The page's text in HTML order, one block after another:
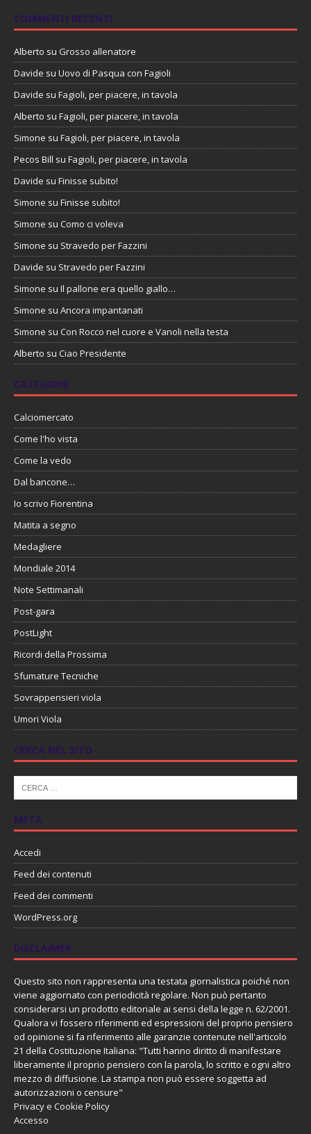
COMMENTI RECENTI
Alberto su Grosso allenatore
Davide su Uovo di Pasqua con Fagioli
Davide su Fagioli, per piacere, in tavola
Alberto su Fagioli, per piacere, in tavola
Simone su Fagioli, per piacere, in tavola
Pecos Bill su Fagioli, per piacere, in tavola
Davide su Finisse subito!
Simone su Finisse subito!
Simone su Como ci voleva
Simone su Stravedo per Fazzini
Davide su Stravedo per Fazzini
Simone su Il pallone era quello giallo…
Simone su Ancora impantanati
Simone su Con Rocco nel cuore e Vanoli nella testa
Alberto su Ciao Presidente
CATEGORIE
Calciomercato
Come l'ho vista
Come la vedo
Dal bancone…
Io scrivo Fiorentina
Matita a segno
Medagliere
Mondiale 2014
Note Settimanali
Post-gara
PostLight
Ricordi della Prossima
Sfumature Tecniche
Sovrappensieri viola
Umori Viola
CERCA NEL SITO
META
Accedi
Feed dei contenuti
Feed dei commenti
WordPress.org
DISCLAIMER
Questo sito non rappresenta una testata giornalistica poiché non
viene aggiornato con periodicità regolare. Non può pertanto
considerarsi un prodotto editoriale ai sensi della legge n. 62/2001.
Qualora vi fossero riferimenti ed espressioni del proprio pensiero
od opinione si fa riferimento alle garanzie contenute nell'articolo
21 della Costituzione Italiana: "Tutti hanno diritto di manifestare
liberamente il proprio pensiero con la parola, lo scritto e ogni altro
mezzo di diffusione. La stampa non può essere soggetta ad
autorizzazioni o censure"
Privacy e Cookie Policy
Accesso